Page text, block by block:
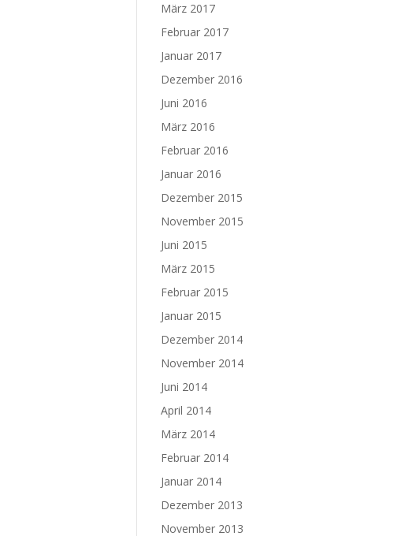
März 2017
Februar 2017
Januar 2017
Dezember 2016
Juni 2016
März 2016
Februar 2016
Januar 2016
Dezember 2015
November 2015
Juni 2015
März 2015
Februar 2015
Januar 2015
Dezember 2014
November 2014
Juni 2014
April 2014
März 2014
Februar 2014
Januar 2014
Dezember 2013
November 2013